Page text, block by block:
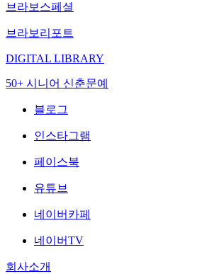
브라보스페셜
브라보리포트
DIGITAL LIBRARY
50+ 시니어 신춘문예
블로그
인스타그램
페이스북
유튜브
네이버카페
네이버TV
회사소개